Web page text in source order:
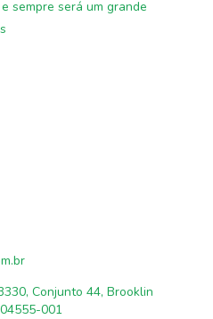
sempre será um grande
Conjunto 44, Brooklin
001